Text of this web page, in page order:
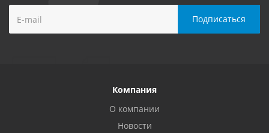
Компания
О компании
Новости